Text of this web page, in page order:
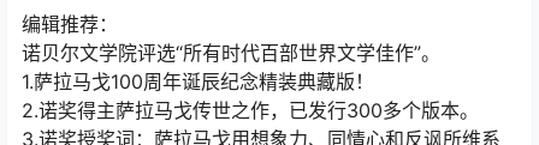
编辑推荐：
诺贝尔文学院评选“所有时代百部世界文学佳作”。
1.萨拉马戈100周年诞辰纪念精装典藏版！
2.诺奖得主萨拉马戈传世之作，已发行300多个版本。
3.诺奖授奖词：萨拉马戈用想象力、同情心和反讽所维系